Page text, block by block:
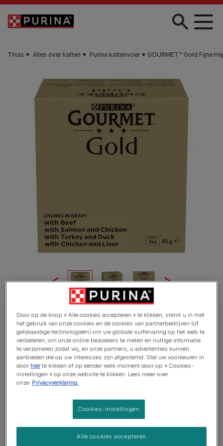
Skip to main content
Thuis Alles over katten Purina kattenvoer GOURMET™ Gold Fijne
GOURMET™ kattenvoer nat
GOURMET™ Gold Fijne Hapjes in Saus met
Rund, met Kip en Lever, met Zalm en Kip,
met Kalkoen en Eend kattenvoer nat
Aantal reviews
Fijne Hapjes in saus.
Door op de knop « Alle cookies accepteren » te klikken, stemt u in met
het gebruik van onze cookies en de cookies van partnerbedrijven (of
gelijkaardige technologieën) om uw globale surfervaring op het web te
verbeteren, om onze online bezoekers te meten en nuttige informatie
te verzamelen zodat wij, en onze partners, u advertenties kunnen
aanbieden die op uw interesses zijn afgestemd. Stel uw voorkeuren in
door hierte klikken of op eender welk moment door op « Cookies-
instellingen » op onze website te klikken. Lees meer over
onze Privacyverklaring.
Cookies-instellingen
Alle cookies accepteren